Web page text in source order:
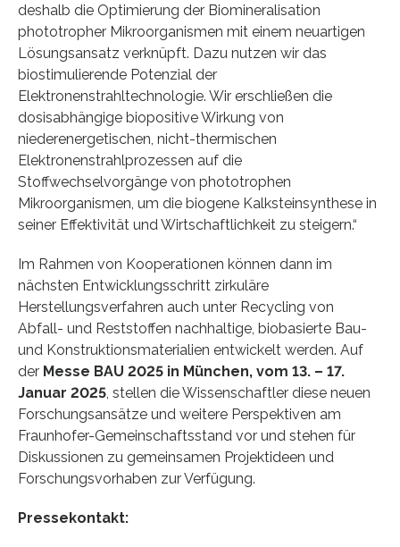
deshalb die Optimierung der Biomineralisation
phototropher Mikroorganismen mit einem neuartigen
Lösungsansatz verknüpft. Dazu nutzen wir das
biostimulierende Potenzial der
Elektronenstrahltechnologie. Wir erschließen die
dosisabhängige biopositive Wirkung von
niederenergetischen, nicht-thermischen
Elektronenstrahlprozessen auf die
Stoffwechselvorgänge von phototrophen
Mikroorganismen, um die biogene Kalksteinsynthese in
seiner Effektivität und Wirtschaftlichkeit zu steigern.“
Im Rahmen von Kooperationen können dann im
nächsten Entwicklungsschritt zirkuläre
Herstellungsverfahren auch unter Recycling von
Abfall- und Reststoffen nachhaltige, biobasierte Bau-
und Konstruktionsmaterialien entwickelt werden. Auf
der Messe BAU 2025 in München, vom 13. – 17.
Januar 2025 , stellen die Wissenschaftler diese neuen
Forschungsansätze und weitere Perspektiven am
Fraunhofer-Gemeinschaftsstand vor und stehen für
Diskussionen zu gemeinsamen Projektideen und
Forschungsvorhaben zur Verfügung.
Pressekontakt: